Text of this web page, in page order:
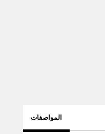
المواصفات